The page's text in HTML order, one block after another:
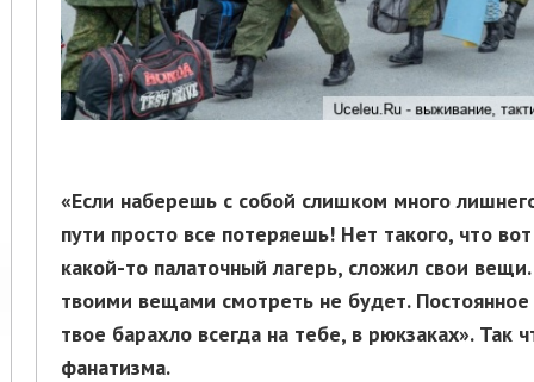
«Если наберешь с собой слишком много
пути просто все потеряешь! Нет такого, что
какой-то палаточный лагерь, сложил свои
твоими вещами смотреть не будет.
твое барахло всегда на тебе, в рюкзаках». Так
фанатизма.